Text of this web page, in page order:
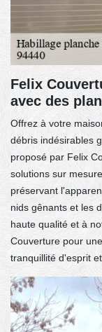
Felix
avec des
Offrez à votre
débris indésirables
proposé par Felix
solutions sur
préservant
nids gênants et les
haute qualité et à
Couverture pour
tranquillité d'esprit